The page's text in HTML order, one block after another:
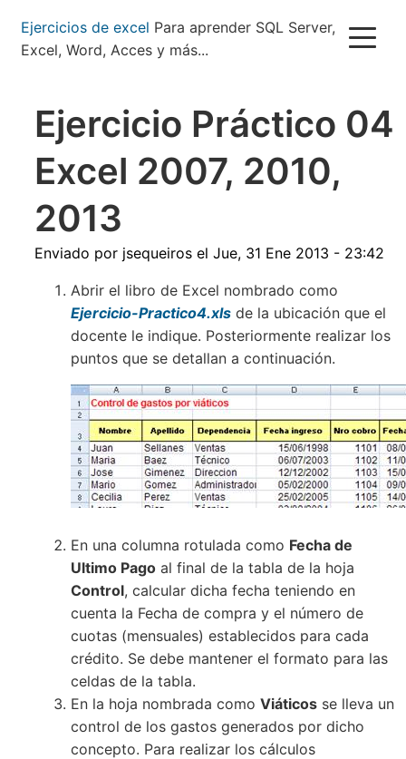
Pasar
contenido
Ejercicios de excel Para aprender SQL Server,
Excel, Word, Acces y más...
Ejercicio Práctico 04
Excel 2007, 2010,
2013
Enviado por jsequeiros el Jue, 31 Ene 2013 - 23:42
Abrir el libro de Excel nombrado como
Ejercicio-Practico4.xls de la ubicación que el
docente le indique. Posteriormente realizar los
puntos que se detallan a continuación.
En una columna rotulada como Fecha de
Ultimo Pago al final de la tabla de la hoja
Control, calcular dicha fecha teniendo en
cuenta la Fecha de compra y el número de
cuotas (mensuales) establecidos para cada
crédito. Se debe mantener el formato para las
celdas de la tabla.
En la hoja nombrada como Viáticos se lleva un
control de los gastos generados por dicho
concepto. Para realizar los cálculos